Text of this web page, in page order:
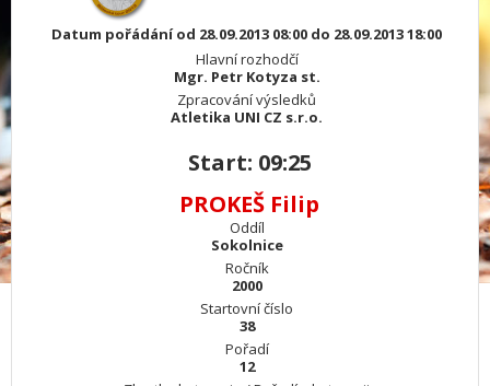
Datum pořádání od 28.09.2013 08:00 do 28.09.2013 18:00
Hlavní rozhodčí
Mgr. Petr Kotyza st.
Zpracování výsledků
Atletika UNI CZ s.r.o.
Start: 09:25
PROKEŠ Filip
Oddíl
Sokolnice
Ročník
2000
Startovní číslo
38
Pořadí
12